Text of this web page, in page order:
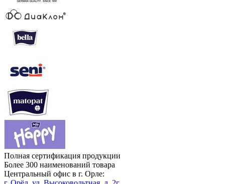
Полная сертификация продукции
Более 300 наименований товара
Центральный офис в г. Орле: